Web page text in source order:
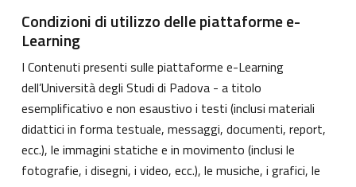
Condizioni di utilizzo delle piattaforme e-
Learning
I Contenuti presenti sulle piattaforme e-Learning
dell’Università degli Studi di Padova - a titolo
esemplificativo e non esaustivo i testi (inclusi materiali
didattici in forma testuale, messaggi, documenti, report,
ecc.), le immagini statiche e in movimento (inclusi le
fotografie, i disegni, i video, ecc.), le musiche, i grafici, le